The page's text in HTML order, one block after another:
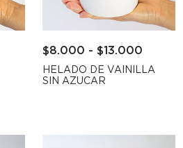
$8.000 - $13.000
HELADO DE VAINILLA
SIN AZUCAR